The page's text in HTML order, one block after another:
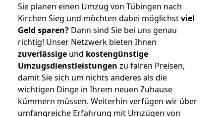
Sie planen einen Umzug von Tübingen nach
Kirchen Sieg und möchten dabei möglichstviel
Geld sparen? Dann sind Sie bei uns genau
richtig! Unser Netzwerk bieten Ihnen
zuverlässige und kostengünstige
Umzugsdienstleistungen zu fairen Preisen,
damit Sie sich um nichts anderes als die
wichtigen Dinge in Ihrem neuen Zuhause
kümmern müssen. Weiterhin verfügen wir über
umfangreiche Erfahrung mit Umzügen von